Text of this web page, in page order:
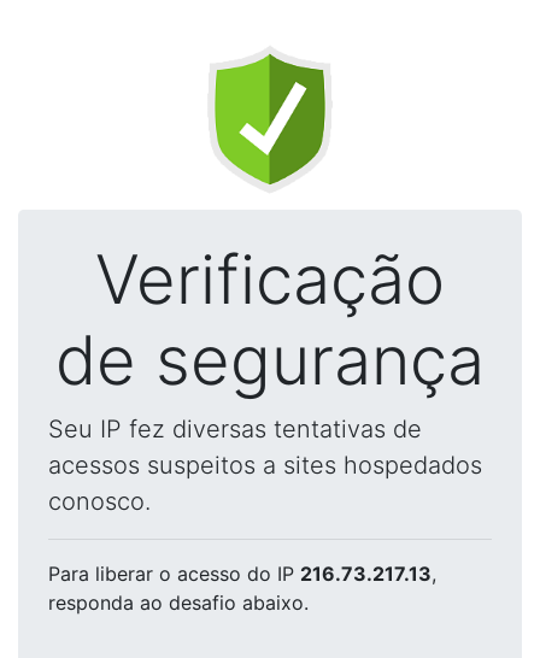
Verificação
de segurança
Seu IP fez diversas tentativas de
acessos suspeitos a sites hospedados
conosco.
Para liberar o acesso do IP 216.73.217.13,
responda ao desafio abaixo.